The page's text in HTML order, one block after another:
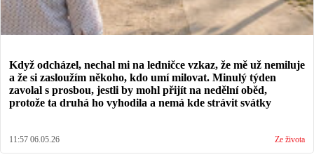
Když odcházel, nechal mi na ledničce vzkaz, že mě už nemiluje
a že si zasloužím někoho, kdo umí milovat. Minulý týden
zavolal s prosbou, jestli by mohl přijít na nedělní oběd,
protože ta druhá ho vyhodila a nemá kde strávit svátky
11:57 06.05.26 Ze života